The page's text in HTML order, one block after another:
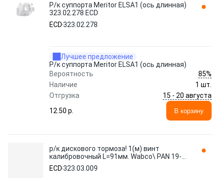
Р/к суппорта Meritor ELSA1 (ось длинная)
323.02.278 ECD
ECD323.02.278
Лучшее предложение
Р/к суппорта Meritor ELSA1 (ось длинная)
Вероятность
85%
Наличие
1 шт.
Отгрузка
15 - 20 августа
12.50 p.
В корзину
р/к дискового тормоза! 1(м) винт
калибровочный L=91мм. Wabco\ PAN 19-1
/22-1 323.03.009 ECD
ECD323.03.009